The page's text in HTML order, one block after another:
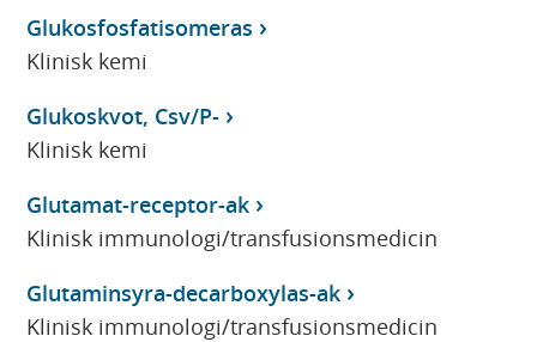
Glukosfosfatisomeras
Klinisk kemi
Glukoskvot, Csv/P-
Klinisk kemi
Glutamat-receptor-ak
Klinisk immunologi/transfusionsmedicin
Glutaminsyra-decarboxylas-ak
Klinisk immunologi/transfusionsmedicin